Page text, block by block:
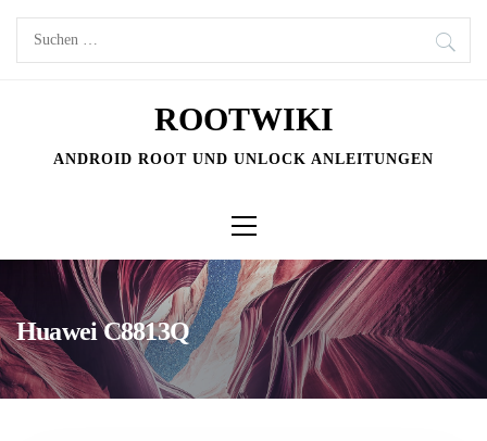
Skip
Suchen
nach:
ROOTWIKI
ANDROID ROOT UND UNLOCK ANLEITUNGEN
Menu
Huawei C8813Q